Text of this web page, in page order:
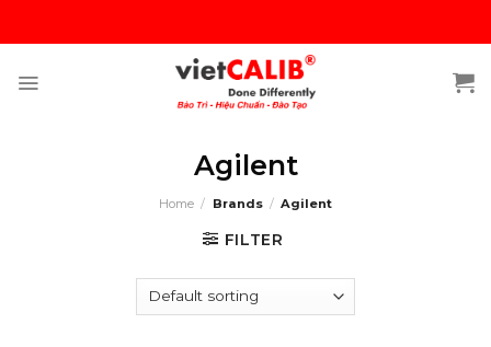
content
Agilent
Home / Brands / Agilent
FILTER